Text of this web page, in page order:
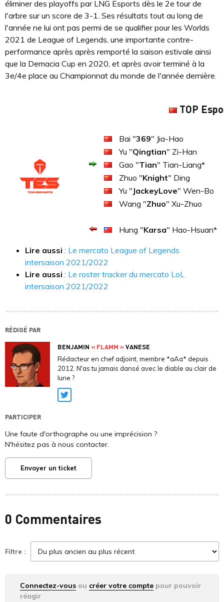
éliminer des playoffs par LNG Esports dès le 2e tour de
l'arbre sur un score de 3-1. Ses résultats tout au long de
l'année ne lui ont pas permi de se qualifier pour les Worlds
2021 de League of Legends, une importante contre-
performance après après remporté la saison estivale ainsi
que la Demacia Cup en 2020, et après avoir terminé à la
3e/4e place au Championnat du monde de l'année dernière.
TOP
Bai "369" Jia-Hao
Yu "Qingtian" Zi-Han
Gao "Tian" Tian-Liang*
Zhuo "Knight" Ding
Yu " JackeyLove" Wen-Bo
Wang "Zhuo" Xu-Zhuo
Hung "Karsa" Hao-Hsuan*
Lire aussi : Le mercato League of Legends
intersaison 2021/2022
Lire aussi : Le roster tracker du mercato LoL
intersaison 2021/2022
RÉDIGÉ PAR
BENJAMIN « FLAMM »VANESE
Rédacteur en chef adjoint, membre *aAa* depuis
2012. N'as tu jamais dansé avec le diable au clair de
lune ?
Twitter
PARTICIPER
Une faute d'orthographe ou une imprécision ?
N'hésitez pas à nous contacter.
Envoyer un ticket
0 Commentaires
Filtre :
Connectez-vous ou créer votre compte pour pouvoir
réagir